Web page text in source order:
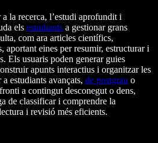
a la recerca, l’estudi aprofundit i
els estudiants a gestionar grans
com ara articles científics,
aportant eines per resumir, estructurar i
Els usuaris poden generar guies
apunts interactius i organitzar les
estudiants avançats, de postgrau o
a contingut desconegut o dens,
de classificar i comprendre la
i revisió més eficients.